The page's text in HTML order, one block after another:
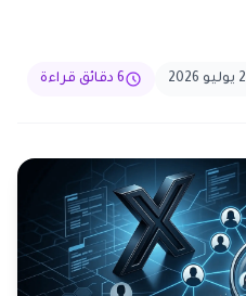
6 دقائق قراءة